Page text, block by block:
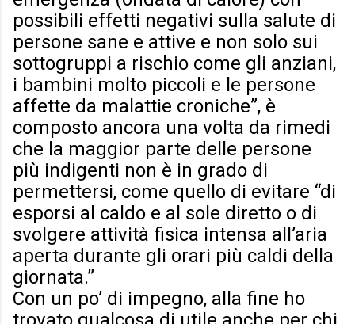
possibili effetti negativi sulla salute di
persone sane e attive e non solo sui
sottogruppi a rischio come gli anziani,
i bambini molto piccoli e le persone
affette da malattie croniche”, è
composto ancora una volta da rimedi
che la maggior parte delle persone
più indigenti non è in grado di
permettersi, come quello di evitare “di
esporsi al caldo e al sole diretto o di
svolgere attività fisica intensa all’aria
aperta durante gli orari più caldi della
giornata.”
Con un po’ di impegno, alla fine ho